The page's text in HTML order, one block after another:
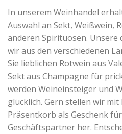
In unserem Weinhandel
Auswahl an Sekt, Weißwein,
anderen Spirituosen.
wir aus den verschiedenen
Sie lieblichen Rotwein aus
Sekt aus Champagne für
werden Weineinsteiger und
glücklich. Gern stellen wir
Präsentkorb als Geschenk
Geschäftspartner her.